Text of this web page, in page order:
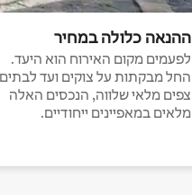
ההנאה כלולה במחיר
לפעמים מקום האירוח הוא היעד.
החל מבקתות על צוקים ועד לבתים
צפים מלאי שלווה, הנכסים האלה
מלאים במאפיינים ייחודיים.